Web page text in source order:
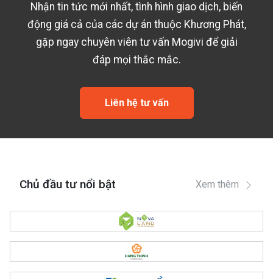
Nhận tin tức mới nhất, tình hình giao dịch, biến
động giá cả của các dự án thuộc Khương Phát,
gặp ngay chuyên viên tư vấn Mogivi để giải
đáp mọi thắc mắc.
Liên hệ tư vấn
Chủ đầu tư nổi bật Xem thêm